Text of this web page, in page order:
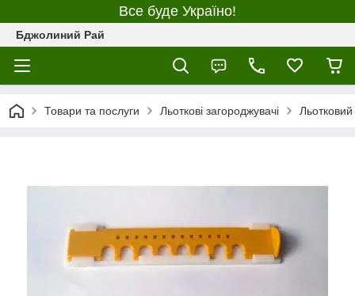
Все буде Україно!
Бджолиний Рай
Товари та послуги Льоткові загороджувачі